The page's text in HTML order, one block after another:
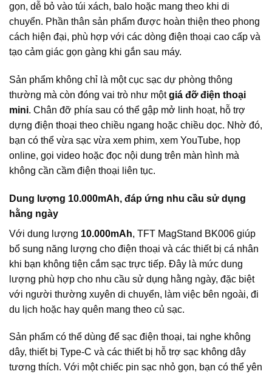
gọn, dễ bỏ vào túi xách, balo hoặc mang theo khi di
chuyển. Phần thân sản phẩm được hoàn thiện theo phong
cách hiện đại, phù hợp với các dòng điện thoại cao cấp và
tạo cảm giác gọn gàng khi gắn sau máy.
Sản phẩm không chỉ là một cục sạc dự phòng thông
thường mà còn đóng vai trò như mộtgiá đỡ điện thoại
mini. Chân đỡ phía sau có thể gập mở linh hoạt, hỗ trợ
dựng điện thoại theo chiều ngang hoặc chiều dọc. Nhờ đó,
bạn có thể vừa sạc vừa xem phim, xem YouTube, họp
online, gọi video hoặc đọc nội dung trên màn hình mà
không cần cầm điện thoại liên tục.
Dung lượng 10.000mAh, đáp ứng nhu cầu sử dụng
hằng ngày
Với dung lượng 10.000mAh, TFT MagStand BK006 giúp
bổ sung năng lượng cho điện thoại và các thiết bị cá nhân
khi bạn không tiện cắm sạc trực tiếp. Đây là mức dung
lượng phù hợp cho nhu cầu sử dụng hằng ngày, đặc biệt
với người thường xuyên di chuyển, làm việc bên ngoài, đi
du lịch hoặc hay quên mang theo củ sạc.
Sản phẩm có thể dùng để sạc điện thoại, tai nghe không
dây, thiết bị Type-C và các thiết bị hỗ trợ sạc không dây
tương thích. Với một chiếc pin sạc nhỏ gọn, bạn có thể yên